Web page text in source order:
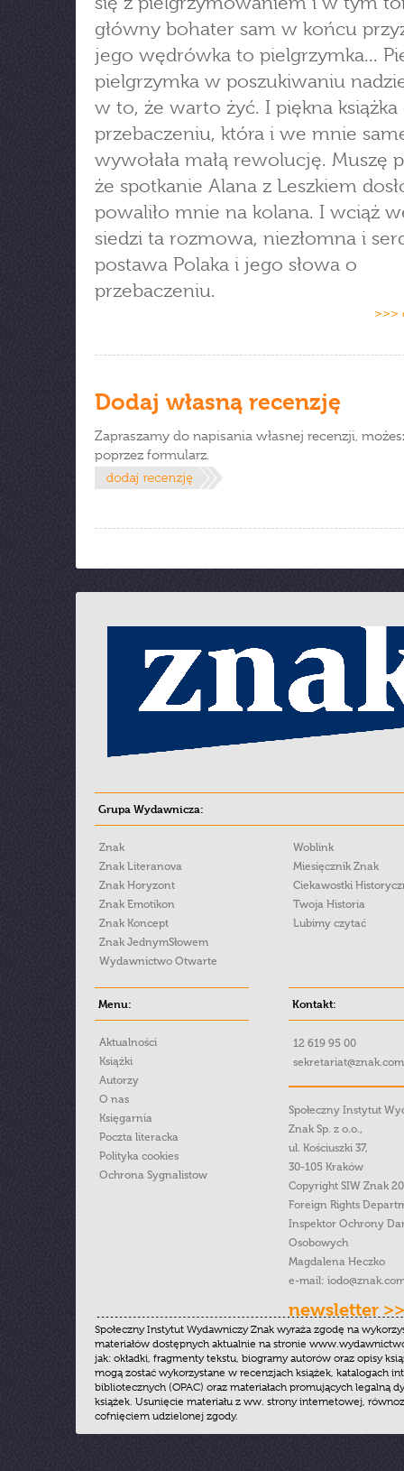
główny bohater sam w końcu
jego wędrówka to pielgrzymka...
pielgrzymka w poszukiwaniu
w to, że warto żyć. I piękna książka
przebaczeniu, która i we mnie
wywołała małą rewolucję. Muszę
że spotkanie Alana z Leszkiem
powaliło mnie na kolana. I wciąż
siedzi ta rozmowa, niezłomna i
postawa Polaka i jego słowa o
przebaczeniu.
>>>
Dodaj własną recenzję
Zapraszamy do napisania własnej recenzji,
poprzez formularz.
Grupa Wydawnicza:
Znak
Znak Literanova
Znak Horyzont
Znak Emotikon
Znak Koncept
Znak JednymSłowem
Wydawnictwo Otwarte
Woblink
Miesięcznik Znak
Ciekawostki
Twoja Historia
Lubimy czytać
Menu:
Aktualności
Książki
Autorzy
O nas
Księgarnia
Poczta literacka
Polityka cookies
Ochrona Sygnalistow
Kontakt:
12 619 95 00
Społeczny Instytut
Znak Sp. z o.o.,
ul. Kościuszki 37,
30-105 Kraków
Copyright SIW Znak
Foreign Rights
Inspektor Ochrony
Osobowych
Magdalena Heczko
e-mail:
newsletter >>
Społeczny Instytut Wydawniczy Znak wyraża zgodę na
materiałów dostępnych aktualnie na stronie
jak: okładki, fragmenty tekstu, biogramy autorów oraz opisy
mogą zostać wykorzystane w recenzjach książek, katalogach
bibliotecznych (OPAC) oraz materiałach promujących legalną
książek. Usunięcie materiału z ww. strony internetowej,
cofnięciem udzielonej zgody.